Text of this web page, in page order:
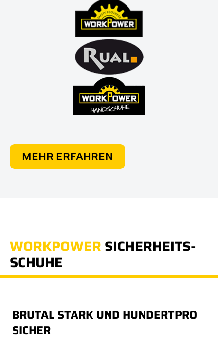
MEHR ERFAHREN
WORKPOWER SICHERHEITS­
SCHUHE
BRUTAL STARK UND HUNDERTPRO
SICHER